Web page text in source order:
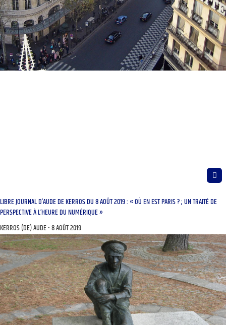
LIBRE JOURNAL D’AUDE DE KERROS DU 8 AOÛT 2019 : « OÙ EN EST PARIS ? ; UN TRAITÉ DE
PERSPECTIVE À L’HEURE DU NUMÉRIQUE »
KERROS (DE) AUDE 8 AOÛT 2019